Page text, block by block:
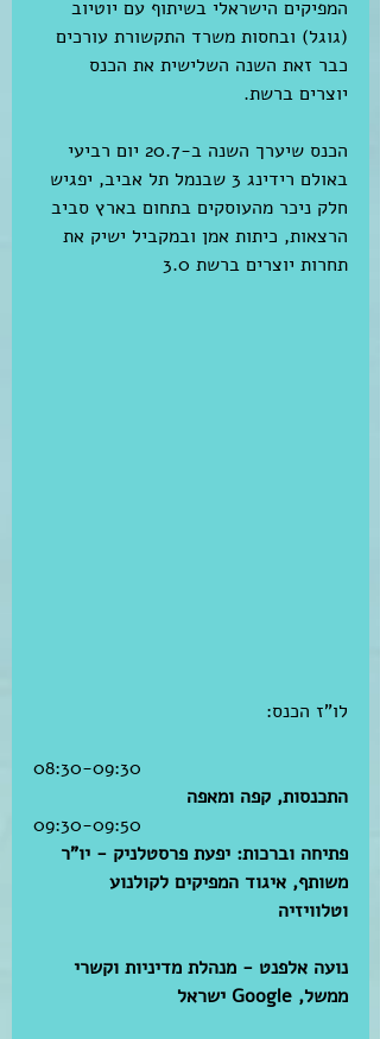
המפיקים הישראלי בשיתוף עם יוטיוב
(גוגל) ובחסות משרד התקשורת עורכים
כבר זאת השנה השלישית את הכנס
יוצרים ברשת.
הכנס שיערך השנה ב-20.7 יום רביעי
באולם רידינג 3 שבנמל תל אביב, יפגיש
חלק ניכר מהעוסקים בתחום בארץ סביב
הרצאות, כיתות אמן ובמקביל ישיק את
תחרות יוצרים ברשת 3.0
​לו"ז הכנס:
08:30-09:30
התכנסות, קפה ומאפה
09:30-09:50
פתיחה וברכות: יפעת פרסטלניק - יו”ר
משותף, איגוד המפיקים לקולנוע
וטלוויזיה
נועה אלפנט - מנהלת מדיניות וקשרי
ממשל, Google ישראל